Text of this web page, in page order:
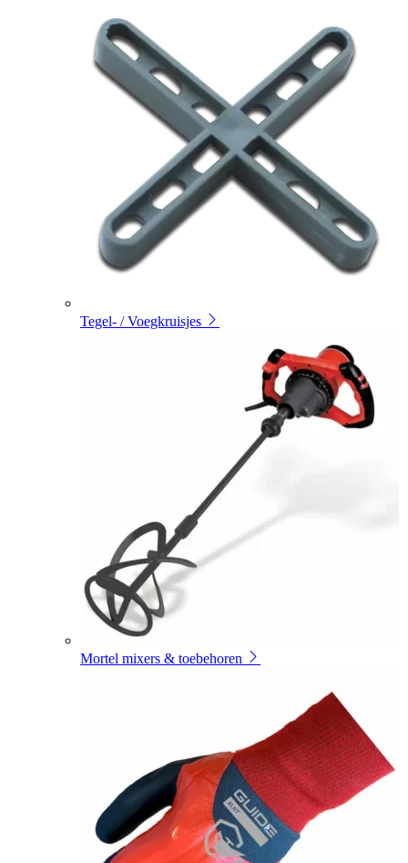
Tegel- / Voegkruisjes
Mortel mixers & toebehoren